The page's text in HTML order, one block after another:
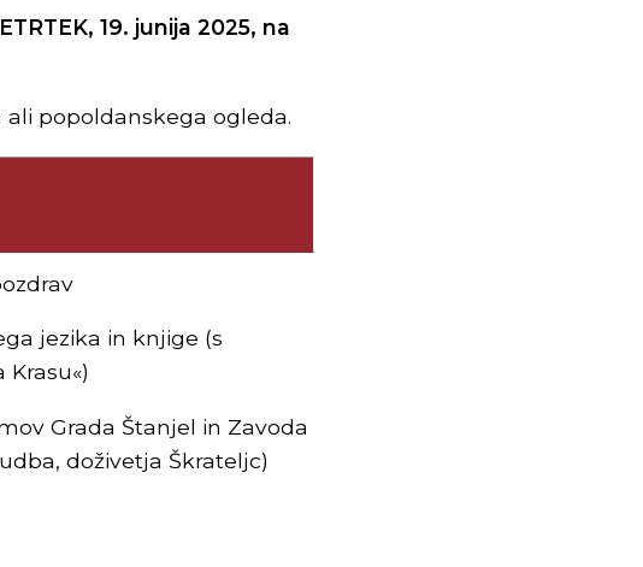
19. junija 2025, na
ali popoldanskega ogleda.
jezika in knjige (s
Grada Štanjel in Zavoda
doživetja Škrateljc)